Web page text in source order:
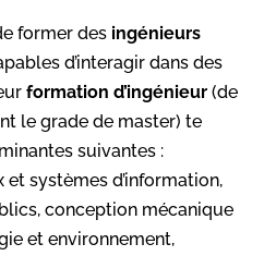
former des ingénieurs
d’interagir dans des
formation d’ingénieur (de
le grade de master) te
suivantes :
systèmes d’information,
conception mécanique
et environnement,